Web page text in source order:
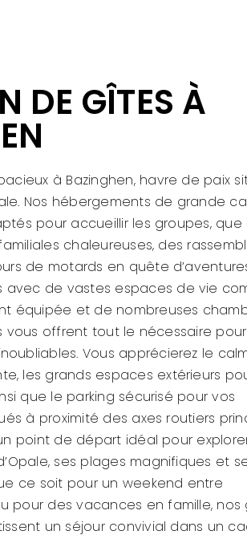
DE GÎTES À
à Bazinghen, havre de paix
Nos hébergements de grande
pour accueillir les groupes, que
chaleureuses, des
de motards en quête
de vastes espaces de vie
équipée et de nombreuses
vous offrent tout le nécessaire
Vous apprécierez le
les grands espaces extérieurs
que le parking sécurisé pour vos
à proximité des axes routiers
point de départ idéal pour
ses plages magnifiques et
ce soit pour un weekend entre
pour des vacances en famille, nos
un séjour convivial dans un